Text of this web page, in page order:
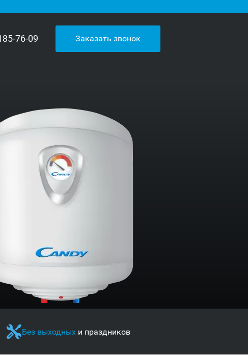
76-09 Заказать звонок
Без выходных и праздников